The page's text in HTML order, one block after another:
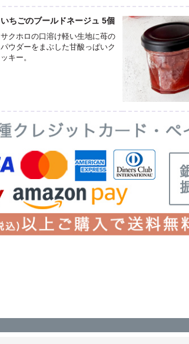
いちごのブールドネージュ 5個
サクホロの口溶け軽い生地に苺の
パウダーをまぶした甘酸っぱいク
ッキー。